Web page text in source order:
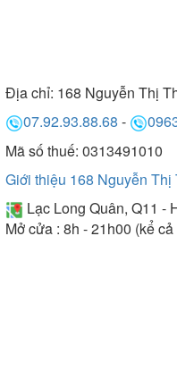
Địa chỉ: 168 Nguyễn Thị
07.92.93.88.68 -
Mã số thuế: 0313491010
Giới thiệu 168 Nguyễn
Lạc Long Quân, Q11 -
Mở cửa : 8h - 21h00 (kể